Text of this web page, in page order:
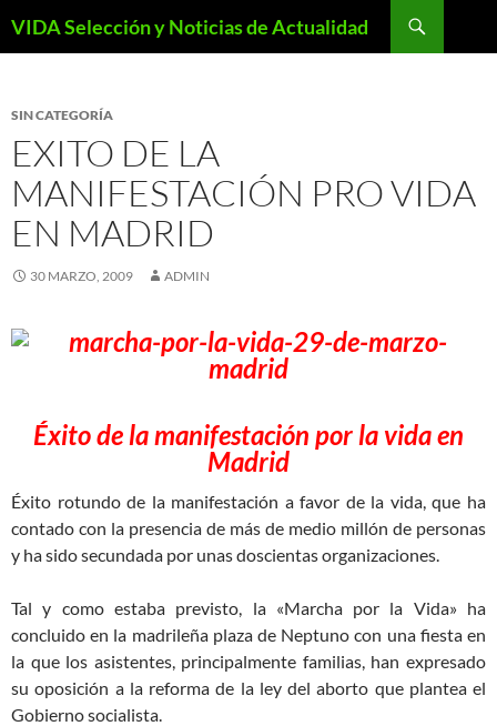
VIDA Selección y Noticias de Actualidad
SIN CATEGORÍA
EXITO DE LA
MANIFESTACIÓN PRO VIDA
EN MADRID
30 MARZO, 2009 ADMIN
Éxito de la manifestación por la vida en
Madrid
Éxito rotundo de la manifestación a favor de la vida, que ha
contado con la presencia de más de medio millón de personas
y ha sido secundada por unas doscientas organizaciones.
Tal y como estaba previsto, la «Marcha por la Vida» ha
concluido en la madrileña plaza de Neptuno con una fiesta en
la que los asistentes, principalmente familias, han expresado
su oposición a la reforma de la ley del aborto que plantea el
Gobierno socialista.